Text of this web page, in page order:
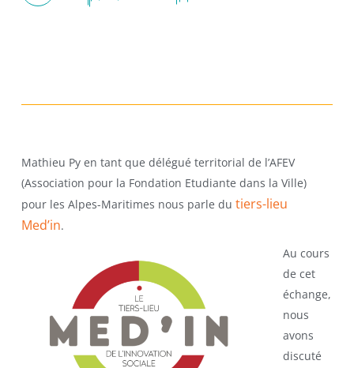
Mathieu Py en tant que délégué territorial de l’AFEV
(Association pour la Fondation Etudiante dans la Ville)
pour les Alpes-Maritimes nous parle du tiers-lieu
Med’in.
Au cours
de cet
échange,
nous
avons
discuté